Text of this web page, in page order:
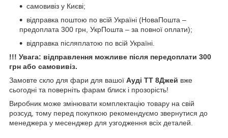
самовивіз у Києві;
відправка поштою по всій Україні (НоваПошта –
предоплата 300 грн, УкрПошта – за повної оплати);
відправка післяплатою по всій Україні.
!!! Увага: відправлення можливе після передоплати 300
грн або самовивіз.
Замовте скло для фари для вашої Ауді ТТ 8Джей вже
сьогодні та поверніть фарам блиск і прозорість!
Виробник може змінювати комплектацію товару на свій
розсуд, тому перед покупкою рекомендуємо звернутися до
менеджера у месенджер для узгодження всіх деталей.